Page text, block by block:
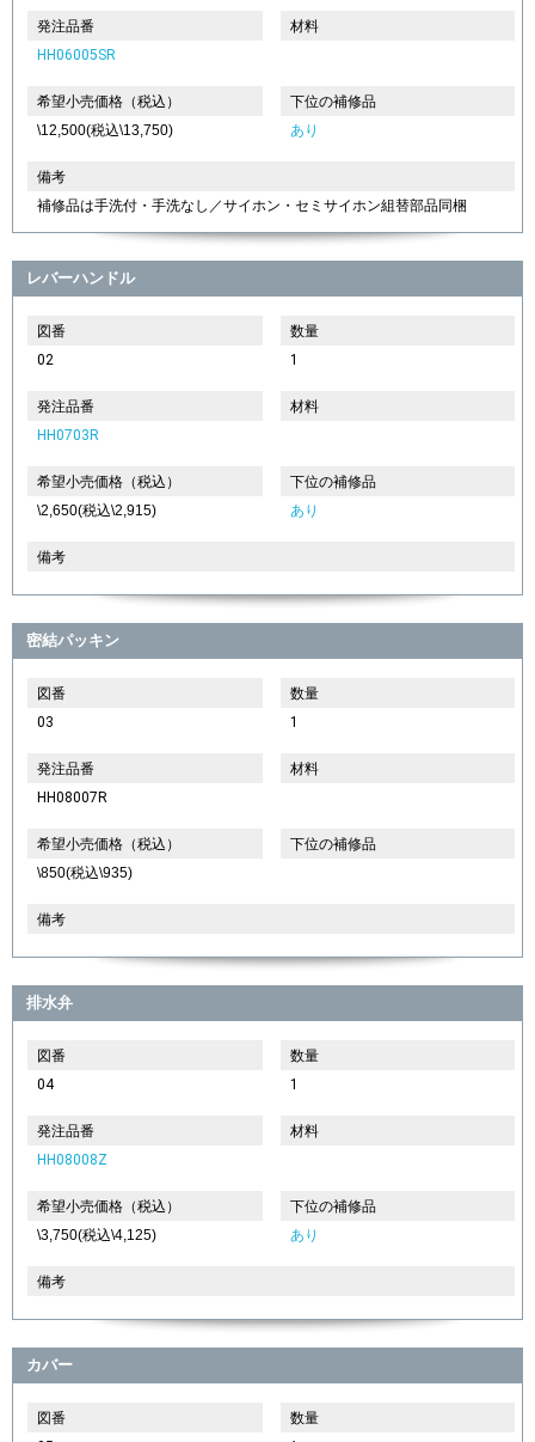
発注品番
HH06005SR
材料
希望小売価格（税込）
\12,500(税込\13,750)
下位の補修品
あり
備考
補修品は手洗付・手洗なし／サイホン・セミサイホン組替部品同梱
レバーハンドル
図番
02
数量
1
発注品番
HH0703R
材料
希望小売価格（税込）
\2,650(税込\2,915)
下位の補修品
あり
備考
密結パッキン
図番
03
数量
1
発注品番
HH08007R
材料
希望小売価格（税込）
\850(税込\935)
下位の補修品
備考
排水弁
図番
04
数量
1
発注品番
HH08008Z
材料
希望小売価格（税込）
\3,750(税込\4,125)
下位の補修品
あり
備考
カバー
図番
数量